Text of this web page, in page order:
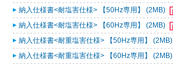
納入仕様書<耐塩害仕様> 【50Hz専用】 (2MB)
納入仕様書<耐塩害仕様> 【60Hz専用】 (2MB)
納入仕様書<耐重塩害仕様> 【50Hz専用】 (2MB)
納入仕様書<耐重塩害仕様> 【60Hz専用】 (2MB)